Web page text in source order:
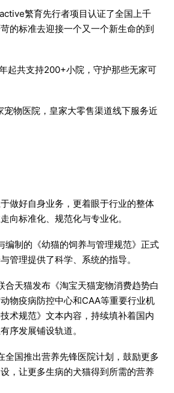
繁育先行者项目认证了全国上千
的标准去迎接一个又一个新生命的到
起共支持200+小院，守护那些无家可
宠物医院，皇家大零售渠道线下服务近
做好自身业务，更着眼于行业的整体
向标准化、规范化与专业化。
编制的《幼猫的饲养与管理规范》正式
管理提供了科学、系统的指导。
合天猫发布《淘宝天猫宠物消费趋势白
物疫病防控中心和CAA等重要行业机
术规范》文本内容，持续填补着国内
序发展铺设轨道。
全国推出营养先锋医院计划，鼓励更多
，让更多生病的犬猫得到所需的营养